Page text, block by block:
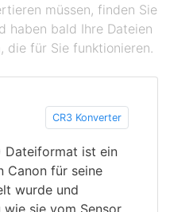
müssen, finden Sie
haben bald Ihre Dateien
die für Sie funktionieren.
CR3 Konverter
Dateiformat ist ein
Canon für seine
wurde und